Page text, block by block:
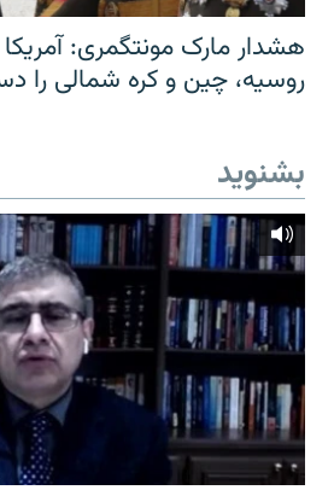
هشدار مارک مونتگمری: آمریکا
روسیه، چین و کره شمالی را
بشنوید